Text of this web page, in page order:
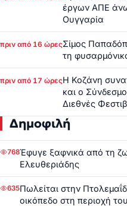
έργων ΑΠΕ
Ουγγαρία
πριν από 16 ώρεςΣίμος
τη
πριν από 17 ώρεςΗ Κοζάνη
και ο
Διεθνές
Δημοφιλή
768Έφυγε ξαφνικά από τη
Ελευθεριάδης
635Πωλείται στην
οικόπεδο στη περιοχή